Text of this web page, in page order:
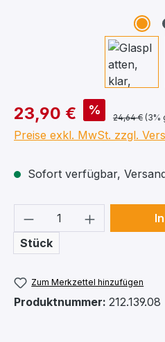
23,90 € %
24,64 € (3%
Preise exkl. MwSt. zzgl.
Sofort verfügbar,
Produkt Anzahl:
Stück
Zum Merkzettel hinzufügen
Produktnummer: 212.139.08